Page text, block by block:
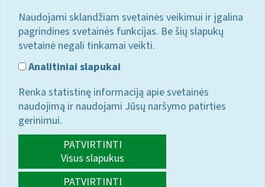
Naudojami sklandžiam svetainės veikimui ir įgalina
pagrindines svetainės funkcijas. Be šių slapukų
svetainė negali tinkamai veikti.
Analitiniai slapukai
Renka statistinę informaciją apie svetainės
naudojimą ir naudojami Jūsų naršymo patirties
gerinimui.
PATVIRTINTI
Visus slapukus
PATVIRTINTI